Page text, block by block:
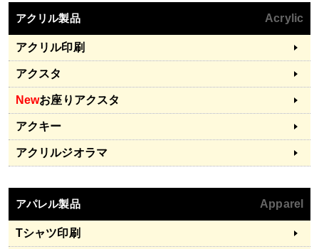
アクリル製品 Acrylic
アクリル印刷
アクスタ
Newお座りアクスタ
アクキー
アクリルジオラマ
アパレル製品 Apparel
Tシャツ印刷